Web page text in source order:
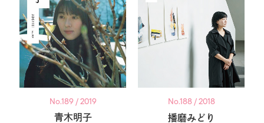
No.189 / 2019
青木明子
No.188 / 2018
播磨みどり